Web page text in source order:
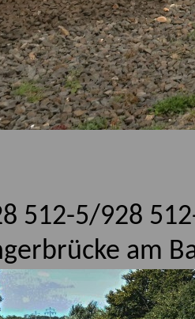
512-5/928
am